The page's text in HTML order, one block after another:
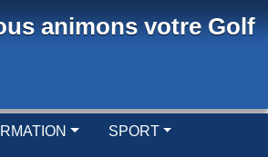
animons votre Golf
SPORT
cookies